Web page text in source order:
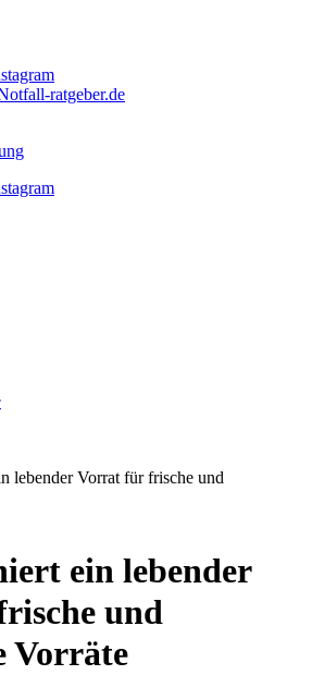
lebender Vorrat für frische und
ein lebender
und
Vorräte